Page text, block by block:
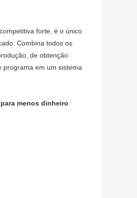
forte, é o único
Combina todos os
de obtenção
programa em um sistema
menos dinheiro